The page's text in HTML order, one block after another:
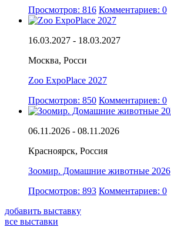
Просмотров: 816 Комментариев: 0
16.03.2027 - 18.03.2027
Москва, Росси
Zoo ExpoPlace 2027
Просмотров: 850 Комментариев: 0
06.11.2026 - 08.11.2026
Красноярск, Россия
Зоомир. Домашние животные 2026
Просмотров: 893 Комментариев: 0
добавить выставку
все выставки